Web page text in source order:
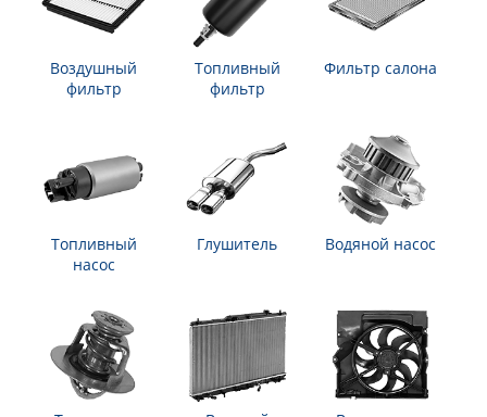
Воздушный
фильтр
Топливный
фильтр
Фильтр салона
Топливный
насос
Глушитель Водяной насос